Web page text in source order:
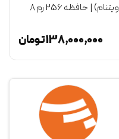
گوشی موبایل سامسونگ s25 fe 5g (ویتنام) | حافظه 256 رم 8
138,000,000تومان